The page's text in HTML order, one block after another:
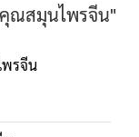
ณสมุนไพรจีน"
พรจีน